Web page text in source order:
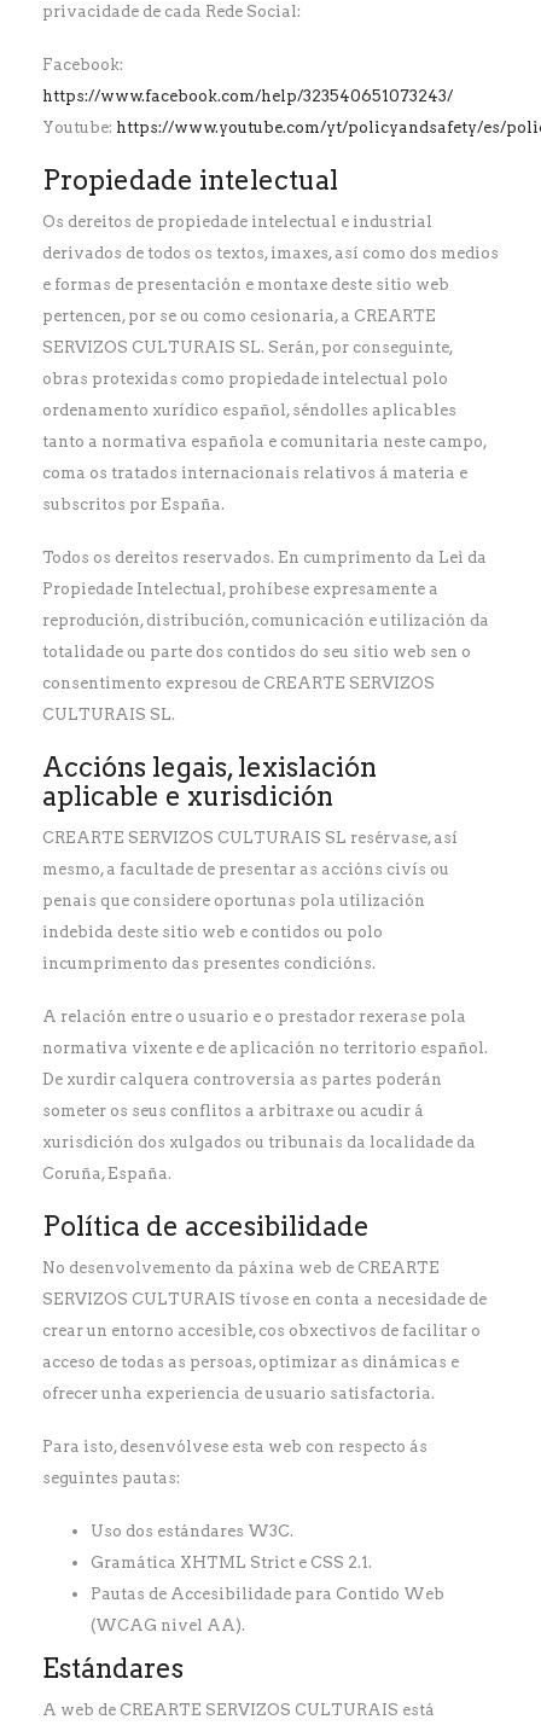
privacidade de cada Rede Social:
Facebook:
https://www.facebook.com/help/323540651073243/
Youtube: https://www.youtube.com/yt/policyandsafety/es/
Propiedade intelectual
Os dereitos de propiedade intelectual e industrial
derivados de todos os textos, imaxes, así como dos medios
e formas de presentación e montaxe deste sitio web
pertencen, por se ou como cesionaria, a CREARTE
SERVIZOS CULTURAIS SL. Serán, por conseguinte,
obras protexidas como propiedade intelectual polo
ordenamento xurídico español, séndolles aplicables
tanto a normativa española e comunitaria neste campo,
coma os tratados internacionais relativos á materia e
subscritos por España.
Todos os dereitos reservados. En cumprimento da Lei da
Propiedade Intelectual, prohíbese expresamente a
reprodución, distribución, comunicación e utilización da
totalidade ou parte dos contidos do seu sitio web sen o
consentimento expresou de CREARTE SERVIZOS
CULTURAIS SL.
Accións legais, lexislación
aplicable e xurisdición
CREARTE SERVIZOS CULTURAIS SL resérvase, así
mesmo, a facultade de presentar as accións civís ou
penais que considere oportunas pola utilización
indebida deste sitio web e contidos ou polo
incumprimento das presentes condicións.
A relación entre o usuario e o prestador rexerase pola
normativa vixente e de aplicación no territorio español.
De xurdir calquera controversia as partes poderán
someter os seus conflitos a arbitraxe ou acudir á
xurisdición dos xulgados ou tribunais da localidade da
Coruña, España.
Política de accesibilidade
No desenvolvemento da páxina web de CREARTE
SERVIZOS CULTURAIS tívose en conta a necesidade de
crear un entorno accesible, cos obxectivos de facilitar o
acceso de todas as persoas, optimizar as dinámicas e
ofrecer unha experiencia de usuario satisfactoria.
Para isto, desenvólvese esta web con respecto ás
seguintes pautas:
Uso dos estándares W3C.
Gramática XHTML Strict e CSS 2.1.
Pautas de Accesibilidade para Contido Web
(WCAG nivel AA).
Estándares
A web de CREARTE SERVIZOS CULTURAIS está